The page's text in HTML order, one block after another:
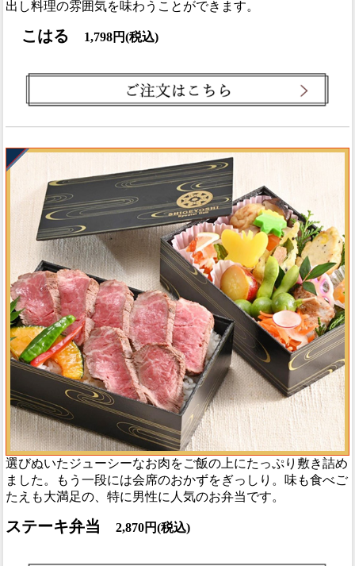
出し料理の雰囲気を味わうことができます。
こはる 1,798円(税込)
選びぬいたジューシーなお肉をご飯の上にたっぷり敷き詰め
ました。もう一段には会席のおかずをぎっしり。味も食べご
たえも大満足の、特に男性に人気のお弁当です。
ステーキ弁当 2,870円(税込)